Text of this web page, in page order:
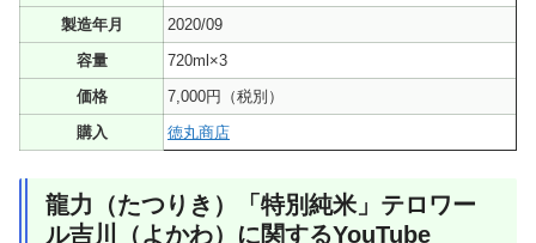
製造年月
2020/09
容量
720ml×3
価格
7,000円（税別）
購入
徳丸商店
龍力（たつりき）「特別純米」テロワー
ル吉川（よかわ）に関するYouTube